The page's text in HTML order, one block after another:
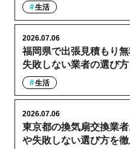
生活
福岡県で出張見積もり
失敗しない業者の選び方
2026.07.06
生活
東京都の換気扇交換業
や失敗しない選び方を
2026.07.06